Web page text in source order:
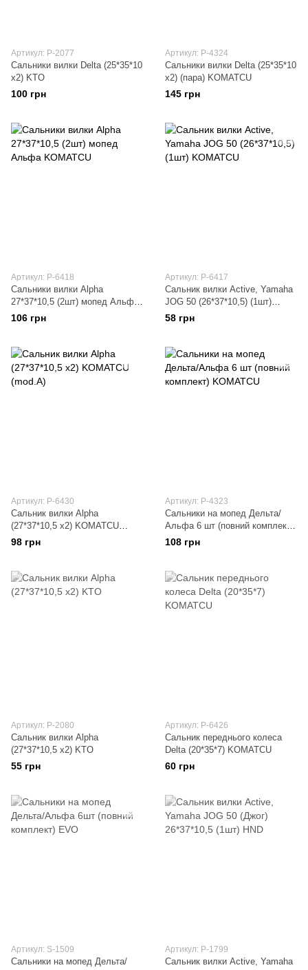
Артикул: P-2077
Сальники вилки Delta (25*35*10
x2) KTO
100 грн
Артикул: P-4324
Сальники вилки Delta (25*35*10
x2) (пара) KOMATCU
145 грн
Артикул: P-6418
Сальники вилки Alpha
27*37*10,5 (2шт) мопед Альфа
KOMATCU
106 грн
Артикул: P-6417
Сальник вилки Active, Yamaha
JOG 50 (26*37*10,5) (1шт)
KOMATCU
58 грн
Артикул: P-6430
Сальник вилки Alpha
(27*37*10,5 x2) KOMATCU
(mod.A)
98 грн
Артикул: P-4323
Сальники на мопед Дельта/
Альфа 6 шт (повний комплект)
KOMATCU
108 грн
Артикул: P-2080
Сальник вилки Alpha
(27*37*10,5 x2) KTO
55 грн
Артикул: P-6426
Сальник переднього колеса
Delta (20*35*7) KOMATCU
60 грн
Артикул: S-1509
Сальники на мопед Дельта/
Артикул: P-1799
Сальник вилки Active, Yamaha